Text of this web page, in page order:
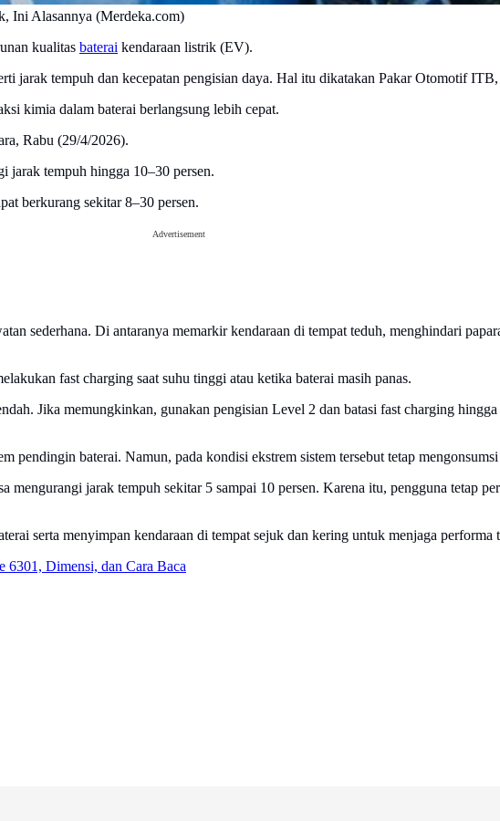
Ini Alasannya (Merdeka.com)
kualitas baterai kendaraan listrik (EV).
jarak tempuh dan kecepatan pengisian daya. Hal itu dikatakan Pakar Otomotif
kimia dalam baterai berlangsung lebih cepat.
Rabu (29/4/2026).
jarak tempuh hingga 10–30 persen.
berkurang sekitar 8–30 persen.
Advertisement
sederhana. Di antaranya memarkir kendaraan di tempat teduh, menghindari
fast charging saat suhu tinggi atau ketika baterai masih panas.
Jika memungkinkan, gunakan pengisian Level 2 dan batasi fast charging
pendingin baterai. Namun, pada kondisi ekstrem sistem tersebut tetap
mengurangi jarak tempuh sekitar 5 sampai 10 persen. Karena itu, pengguna tetap
serta menyimpan kendaraan di tempat sejuk dan kering untuk menjaga performa
6301, Dimensi, dan Cara Baca